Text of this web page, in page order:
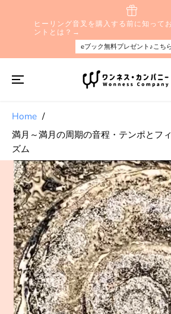
ヒーリング音叉を購入する前に知って
ントとは？→
eブック無料プレゼント♪こち
Home
満月～満月の周期の音程・テンポとフ
ズム
製品情報へスキ
ップする